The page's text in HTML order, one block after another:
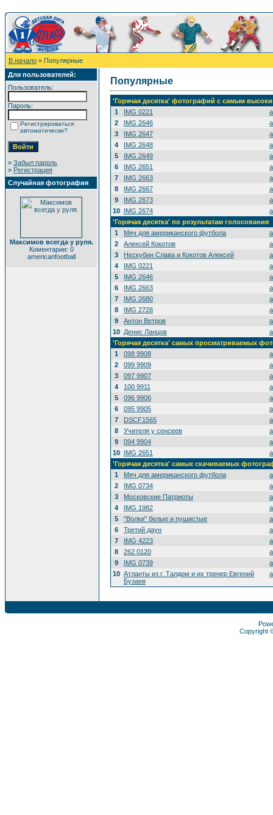
В начало » Популярные
Для пользователей:
Пользователь:
Пароль:
Регистрироваться
автоматически?
» Забыл пароль
» Регистрация
Случайная фотография
Максимов всегда у руля.
Коментарии: 0
americanfootball
Популярные
'Горячая десятка' фотографий с самым
1
IMG 0221
2
IMG 2646
3
IMG 2647
4
IMG 2648
5
IMG 2649
6
IMG 2651
7
IMG 2663
8
IMG 2667
9
IMG 2673
10 IMG 2674
'Горячая десятка' по результатам голосования
1
Мяч для американского футбола
2
Алексей Кокотов
3
Нескубин Слава и Кокотов Алексей
4
IMG 0221
5
IMG 2646
6
IMG 2663
7
IMG 2680
8
IMG 2728
9
Антон Ветров
10 Денис Ланцов
'Горячая десятка' самых просматриваемых
1
098 9908
2
099 9909
3
097 9907
4
100 9911
5
096 9906
6
095 9905
7
DSCF1565
8
Учителя у сенсеев
9
094 9904
10 IMG 2651
'Горячая десятка' самых скачиваемых
1
Мяч для американского футбола
2
IMG 0734
3
Московские Патриоты
4
IMG 1982
5
"Волки" белые и пушистые
6
Третий даун
7
IMG 4223
8
262 0120
9
IMG 0739
10 Атланты из г. Талдом и их тренер Евгений
Бузаев
Copyright